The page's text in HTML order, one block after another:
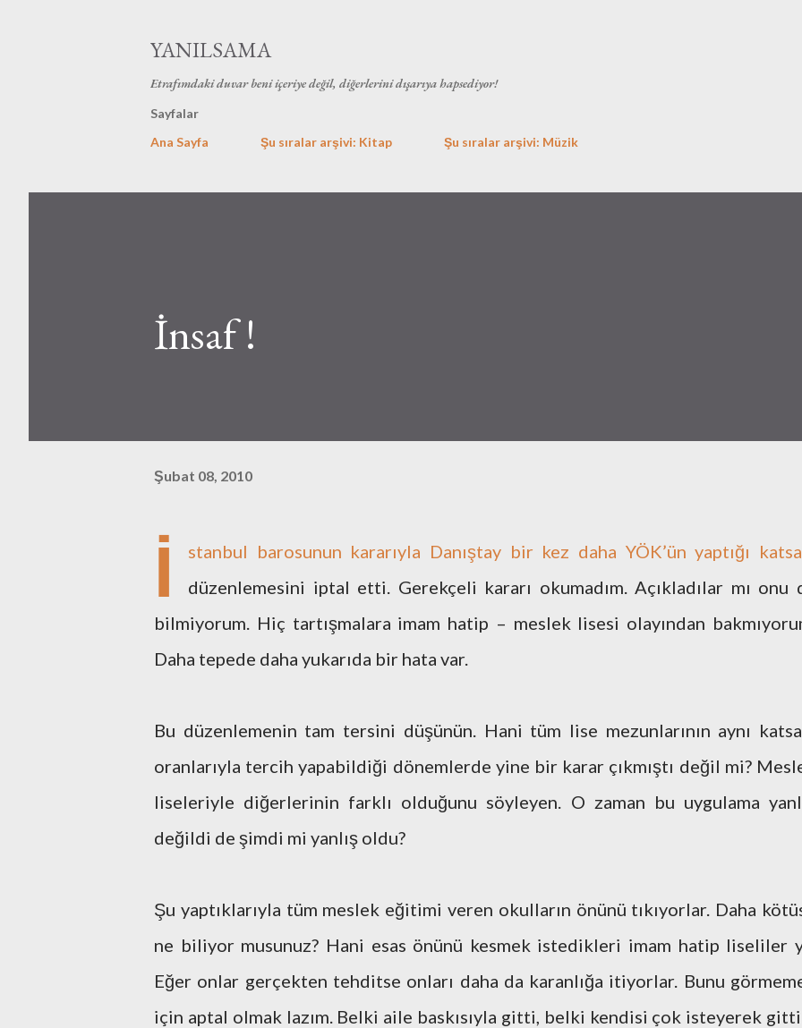
YANILSAMA
Etrafımdaki duvar beni içeriye değil, diğerlerini dışarıya hapsediyor!
Sayfalar
Ana Sayfa
Şu sıralar arşivi: Kitap Şu sıralar arşivi: Müzik
İnsaf !
Şubat 08, 2010
İ
stanbul barosunun kararıyla Danıştay bir kez daha YÖK’ün yaptığı
düzenlemesini iptal etti. Gerekçeli kararı okumadım. Açıkladılar mı onu
bilmiyorum. Hiç tartışmalara imam hatip – meslek lisesi olayından
Daha tepede daha yukarıda bir hata var.
Bu düzenlemenin tam tersini düşünün. Hani tüm lise mezunlarının aynı
oranlarıyla tercih yapabildiği dönemlerde yine bir karar çıkmıştı değil mi?
liseleriyle diğerlerinin farklı olduğunu söyleyen. O zaman bu uygulama
değildi de şimdi mi yanlış oldu?
Şu yaptıklarıyla tüm meslek eğitimi veren okulların önünü tıkıyorlar. Daha
ne biliyor musunuz? Hani esas önünü kesmek istedikleri imam hatip liseliler
Eğer onlar gerçekten tehditse onları daha da karanlığa itiyorlar. Bunu
için aptal olmak lazım. Belki aile baskısıyla gitti, belki kendisi çok isteyerek